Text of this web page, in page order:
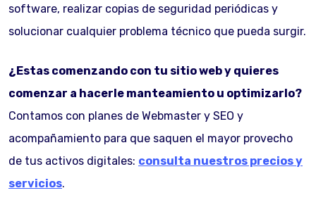
software, realizar copias de seguridad periódicas y
solucionar cualquier problema técnico que pueda surgir.
¿Estas comenzando con tu sitio web y quieres
comenzar a hacerle manteamiento u optimizarlo?
Contamos con planes de Webmaster y SEO y
acompañamiento para que saquen el mayor provecho
de tus activos digitales: consulta nuestros precios y
servicios.